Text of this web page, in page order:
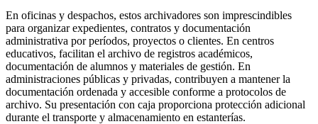
En oficinas y despachos, estos archivadores son imprescindibles
para organizar expedientes, contratos y documentación
administrativa por períodos, proyectos o clientes. En centros
educativos, facilitan el archivo de registros académicos,
documentación de alumnos y materiales de gestión. En
administraciones públicas y privadas, contribuyen a mantener la
documentación ordenada y accesible conforme a protocolos de
archivo. Su presentación con caja proporciona protección adicional
durante el transporte y almacenamiento en estanterías.